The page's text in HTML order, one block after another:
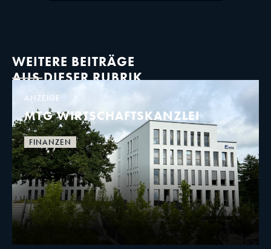
WEITERE BEITRÄGE
AUS DIESER RUBRIK
ANZEIGE
MTG WIRTSCHAFTSKANZLEI
FINANZEN